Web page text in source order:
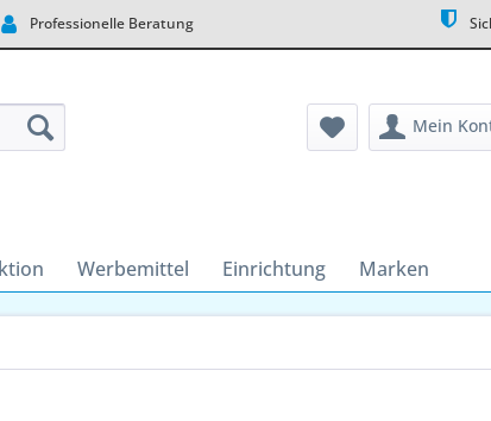
Professionelle Beratung
Mein
Werbemittel Einrichtung Marken